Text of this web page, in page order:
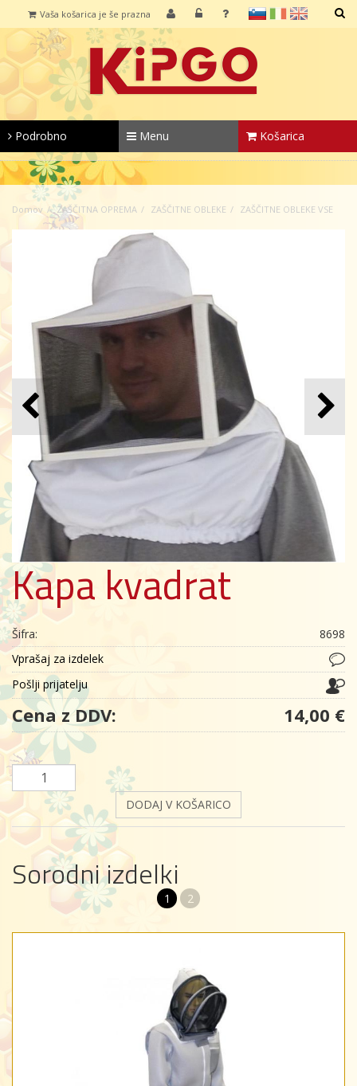
IŠČI
sl it
Vaša košarica je še prazna
Podrobno Menu Košarica
Domov ZAŠČITNA OPREMA ZAŠČITNE OBLEKE ZAŠČITNE OBLEKE VSE
Kapa kvadrat
Šifra:
8698
Vprašaj za izdelek
Pošlji prijatelju
Cena z DDV: 14,00 €
DODAJ V KOŠARICO
Sorodni izdelki
1 2